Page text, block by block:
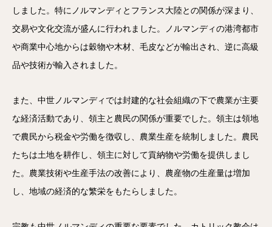
しました。特にノルマンディとフランス大陸との関係が深まり、
交易や文化交流が盛んに行われました。ノルマンディの港湾都市
や商業中心地からは穀物や木材、毛皮などが輸出され、逆に高級
品や技術が輸入されました。
また、中世ノルマンディでは封建的な社会組織の下で農業が主要
な経済活動であり、領主と農民の関係が重要でした。領主は領地
で農民から税金や労働を徴収し、農業生産を統制しました。農民
たちは土地を耕作し、領主に対して貢納物や労働を提供しまし
た。農業技術や生産手法の改善により、農産物の生産量は増加
し、地域の経済的な繁栄をもたらしました。